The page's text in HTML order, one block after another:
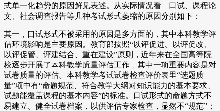
式单一化趋势的原因鲜见表述。从实际情况看，口试、课程论
文、社会调查报告等几种考试形式萎缩的原因分别如下：
其一，口试形式不被采用的原因是多方面的，其中本科教学评
估环境影响是主要原因。教育部按照“以评促进、以评促改、
以评促管、评建结合、重在建设”原则，近年来在全国高等院
校逐步开展了本科教学质量评估工作，其中一项重要内容是对
试卷质量的评估。本科教学考试试卷检查评价表里“选题质
量”项中有“命题规范、符合教学大纲对知识能力的基本要求、
试题能覆盖课程的基本内容”的标准。口试形式的命题方式不
易建立、健全试卷档案，以供评估专家检查，显然不“规范”；